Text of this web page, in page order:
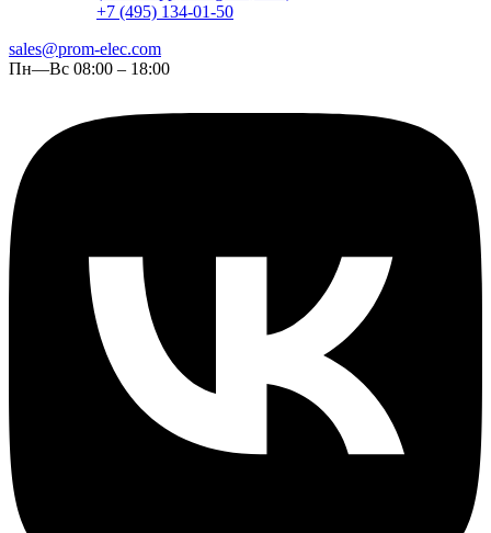
+7 (495) 134-01-50
sales@prom-elec.com
Пн—Вс 08:00 – 18:00